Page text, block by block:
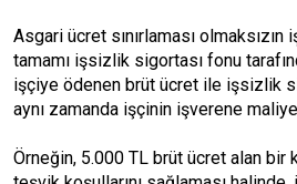
Asgari ücret sınırlaması
tamamı işsizlik sigortası fonu
işçiye ödenen brüt ücret ile işsizlik
aynı zamanda işçinin işverene
Örneğin, 5.000 TL brüt ücret alan bir